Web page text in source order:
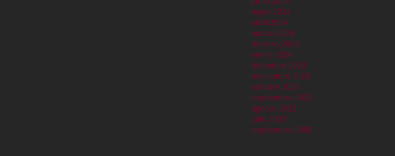
mayo 2024
abril 2024
marzo 2024
febrero 2024
enero 2024
diciembre 2023
noviembre 2023
octubre 2023
septiembre 2023
agosto 2023
julio 2023
septiembre 2000